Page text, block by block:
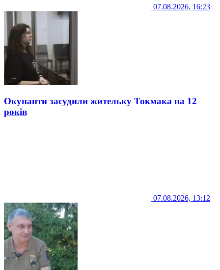
07.08.2026, 16:23
Окупанти засудили жительку Токмака на 12
років
07.08.2026, 13:12